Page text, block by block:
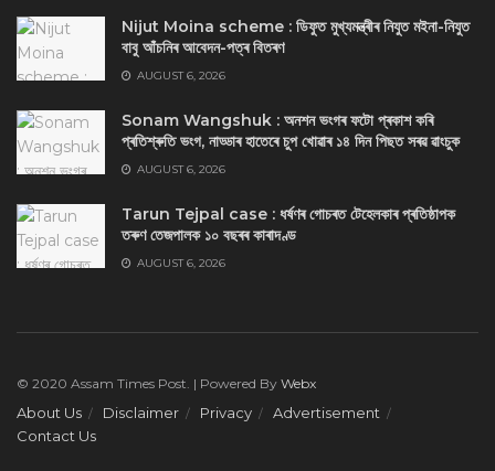
Nijut Moina scheme : ডিফুত মুখ্যমন্ত্ৰীৰ নিযুত মইনা-নিযুত
বাবু আঁচনিৰ আবেদন-পত্ৰ বিতৰণ
AUGUST 6, 2026
Sonam Wangshuk : অনশন ভংগৰ ফটো প্ৰকাশ কৰি
প্ৰতিশ্ৰুতি ভংগ, নাড্ডাৰ হাতেৰে চুপ খোৱাৰ ১৪ দিন পিছত সৰৱ ৱাংচুক
AUGUST 6, 2026
Tarun Tejpal case : ধৰ্ষণৰ গোচৰত টেহেলকাৰ প্ৰতিষ্ঠাপক
তৰুণ তেজপালক ১০ বছৰৰ কাৰাদণ্ড
AUGUST 6, 2026
© 2020 Assam Times Post. | Powered By Webx
About Us Disclaimer Privacy
Advertisement
Contact Us